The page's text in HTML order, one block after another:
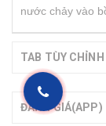
nước chảy vào
TAB TÙY CHỈNH
ĐÁNH GIÁ(APP)